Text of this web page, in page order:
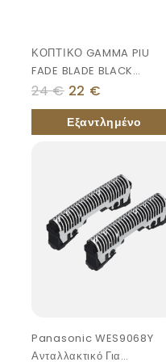
ΚΟΠΤΙΚΟ GAMMA PIU
FADE BLADE BLACK
DIAMOND
24€ 22 €
Panasonic WES9068Y
Ανταλλακτικό Για